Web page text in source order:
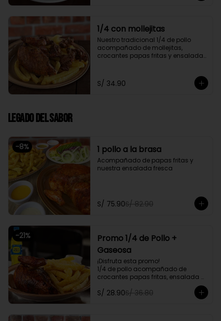
1/4 con mollejitas
Nuestro tradicional 1/4 de pollo
acompañado de mollejitas,
crocantes papas fritas y ensalada
S/ 34.90
Legado del Sabor
-8% 1 pollo a la brasa
Acompañado de papas fritas y
nuestra ensalada fresca
S/ 75.90S/ 82.90
-21%
Promo 1/4 de Pollo +
Gaseosa
¡Disfruta esta promo!
1/4 de pollo acompañado de
crocantes papas fritas, ensalada
personal y gratis una gaseosa de
500ml.
S/ 28.90S/ 36.80